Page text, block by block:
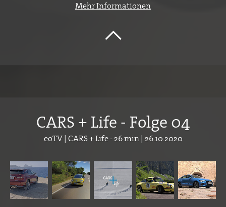
Mehr Informationen
CARS + Life - Folge 04
eoTV | CARS + Life - 26 min | 26.10.2020